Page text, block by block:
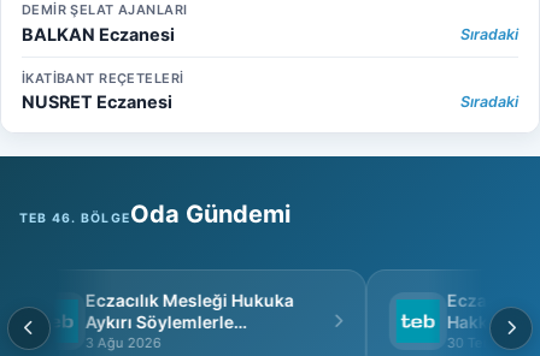
DEMİR ŞELAT AJANLARI
BALKAN Eczanesi Sıradaki
İKATİBANT REÇETELERİ
NUSRET Eczanesi Sıradaki
TEB 46. BÖLGEOda Gündemi
Eczacılık Mesleği Hukuka
Aykırı Söylemlerle
İtibarsızlaştırılamaz
3 Ağu 2026
Eczacı
Hakkında
30 Tem 2026